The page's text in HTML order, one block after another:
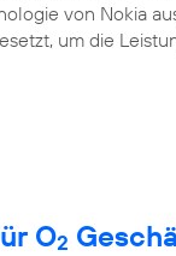
von Nokia
um die
O2